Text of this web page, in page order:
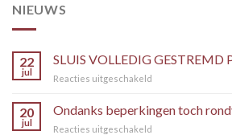
NIEUWS
22
jul
SLUIS VOLLEDIG GESTREMD
Reacties uitgeschakeld
VOLLEDIG
GESTREMD
20
jul
Ondanks beperkingen toch
Reacties uitgeschakeld